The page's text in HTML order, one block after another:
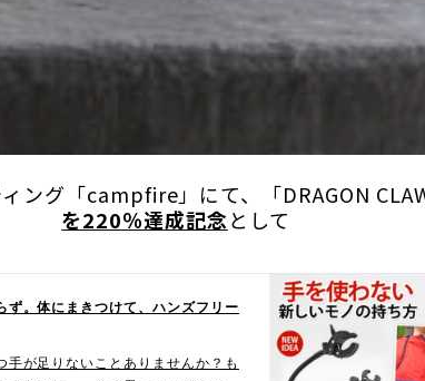
ング「campfire」にて、「DRAGON
を220％達成記念として
ず。体にまきつけて、ハンズフリー
手が足りないことありませんか？も